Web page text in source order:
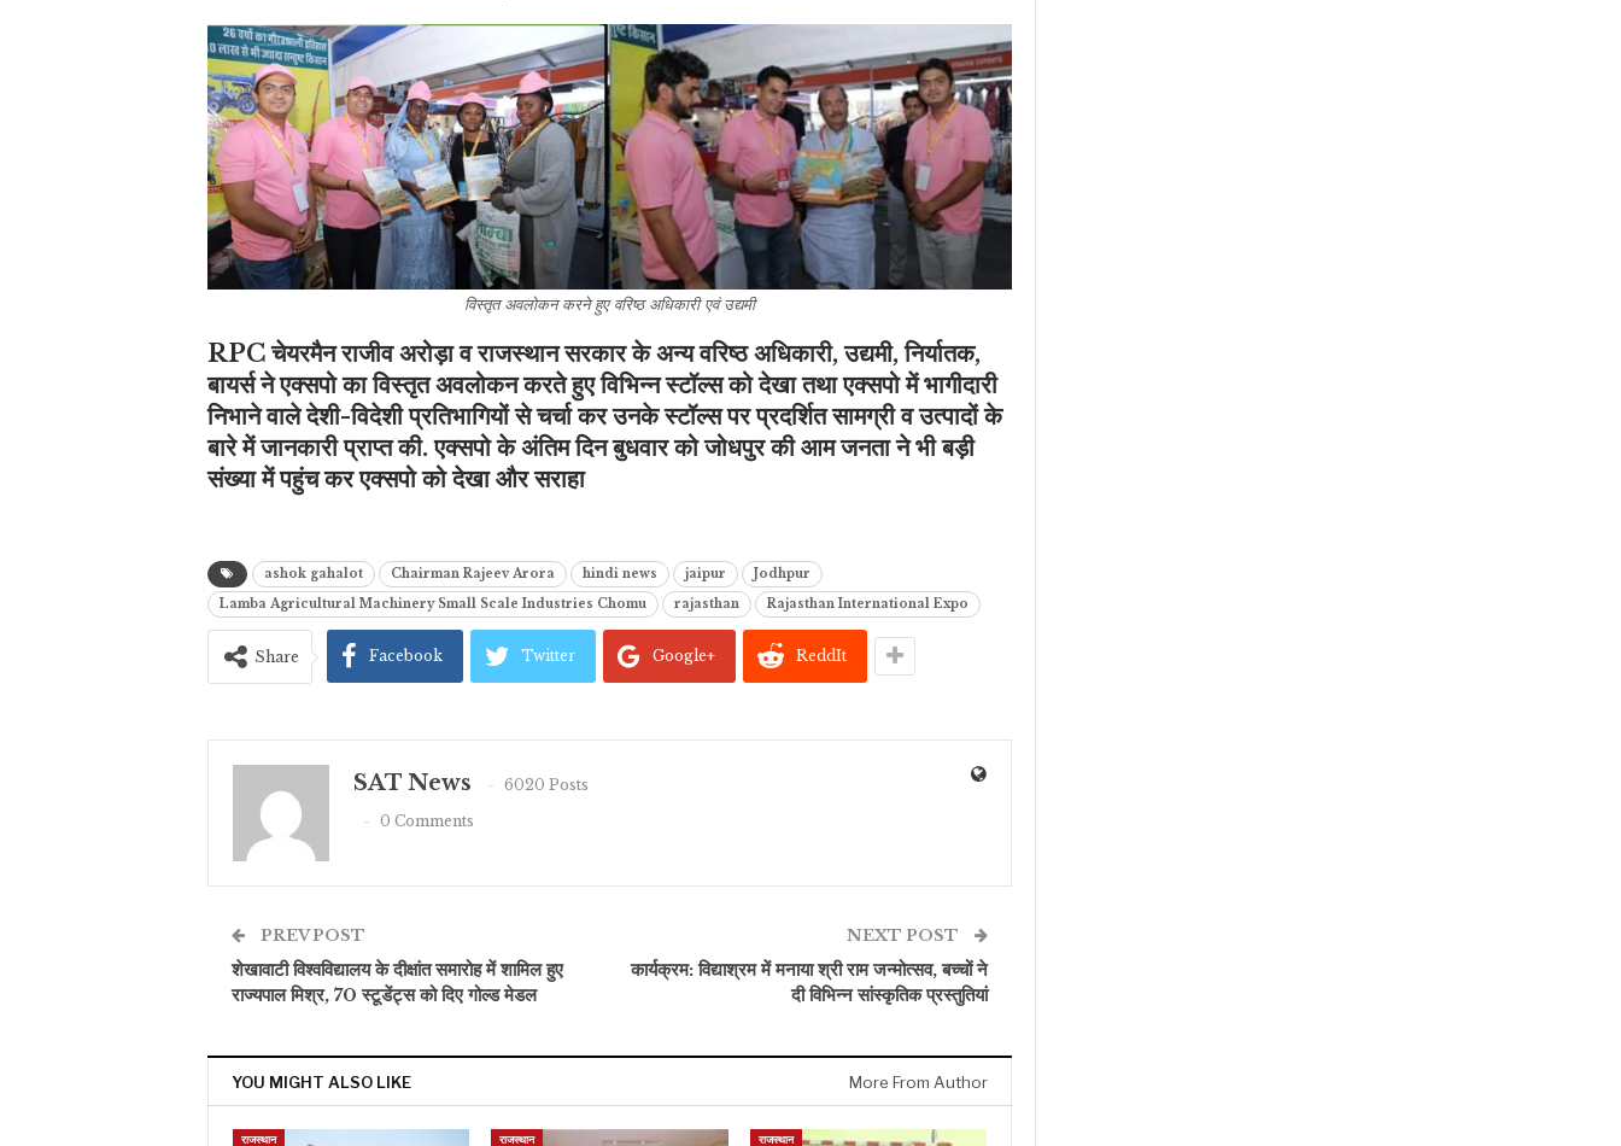
विस्तृत अवलोकन करने हुए वरिष्ठ अधिकारी एवं उद्यमी
RPCचेयरमैन राजीव अरोड़ावराजस्थान सरकार के अन्य वरिष्ठ अधिकारी,उद्यमी, निर्यातक,
बायर्सने एक्सपो का विस्तृत अवलोकन करते हुए विभिन्न स्टॉल्स को देखा तथा एक्सपो में भागीदारी
निभाने वाले देशी-विदेशी प्रतिभागियों से चर्चा कर उनके स्टॉल्स पर प्रदर्शित सामग्री व उत्पादों के
बारे में जानकारी प्राप्त की. एक्सपो के अंतिम दिन बुधवार को जोधपुर की आम जनता ने भी बड़ी
संख्या में पहुंच कर एक्सपो को देखा और सराहा
ashok gahalot Chairman Rajeev Arora hindi news jaipur
Jodhpur
Lamba Agricultural Machinery Small Scale Industries Chomu
rajasthan Rajasthan International Expo
Share Facebook Twitter Google+ ReddIt
SAT News
6020 Posts
0 Comments
PREV POST
शेखावाटी विश्वविद्यालय के दीक्षांत समारोह में शामिल हुए
राज्यपाल मिश्र, 70 स्टूडेंट्स को दिए गोल्ड मेडल
NEXT POST
कार्यक्रम: विद्याश्रम में मनाया श्री राम जन्मोत्सव, बच्चों ने
दी विभिन्न सांस्कृतिक प्रस्तुतियां
YOU MIGHT ALSO LIKE More From Author
राजस्थान राजस्थान राजस्थान